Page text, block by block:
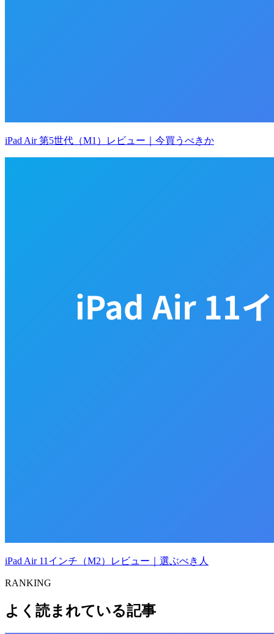
iPad Air 第5世代（M1）レビュー｜今買うべきか
iPad Air 11インチ（M2）レビュー｜選ぶべき人
RANKING
よく読まれている記事